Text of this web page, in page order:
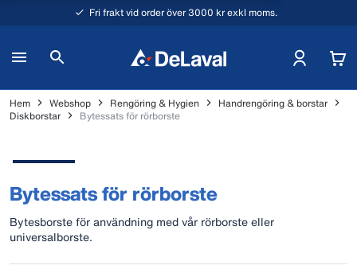
Fri frakt vid order över 3000 kr exkl moms.
Hem Webshop Rengöring & Hygien
Handrengöring & borstar
Diskborstar
Bytessats för rörborste
Bytessats för rörborste
Bytesborste för användning med vår rörborste eller
universalborste.